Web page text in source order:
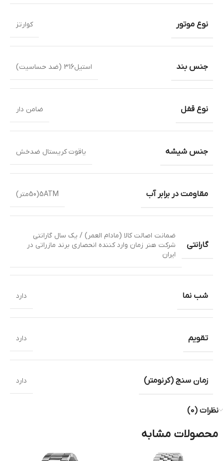
نوع موتور کوارتز
جنس بند استیل316 (ضد حساسیت)
نوع قفل ضامن دار
جنس شیشه یاقوت کریستال ضدخش
مقاومت در برابر آب 5ATM(50متر)
گارانتی
ضمانت اصالت کالا (مادام العمر) / یک سال گارانتی
شرکت هنر زمان وارد کننده انحصاری برند مازراتی در
ایران
شب نما دارد
تقویم دارد
زمان سنج (کرنومتر) دارد
نظرات (0)
محصولات مشابه